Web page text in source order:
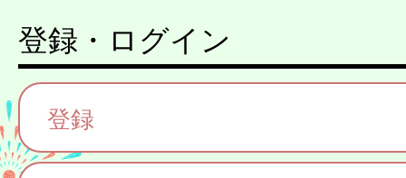
登録・ログイン
登録